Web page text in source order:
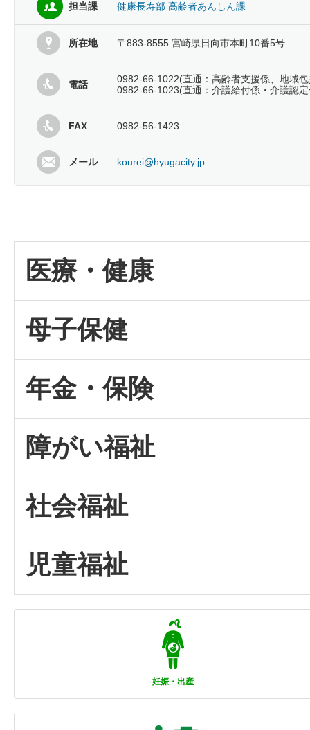
担当課 健康長寿部 高齢者あんしん課
所在地 〒883-8555 宮崎県日向市本町10番5号
電話
0982-66-1022(直通：高齢者支援係、地域
0982-66-1023(直通：介護給付係・介護認
FAX 0982-56-1423
メール kourei@hyugacity.jp
医療・健康
母子保健
年金・保険
障がい福祉
社会福祉
児童福祉
妊娠・出産